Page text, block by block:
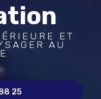
ET
AU
25